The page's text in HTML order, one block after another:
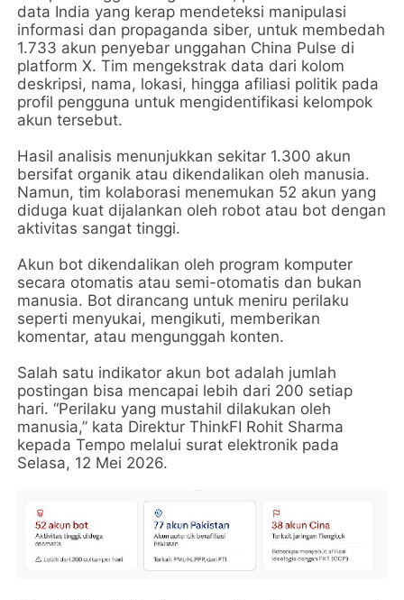
data India yang kerap mendeteksi manipulasi
informasi dan propaganda siber, untuk membedah
1.733 akun penyebar unggahan China Pulse di
platform X. Tim mengekstrak data dari kolom
deskripsi, nama, lokasi, hingga afiliasi politik pada
profil pengguna untuk mengidentifikasi kelompok
akun tersebut.
Hasil analisis menunjukkan sekitar 1.300 akun
bersifat organik atau dikendalikan oleh manusia.
Namun, tim kolaborasi menemukan 52 akun yang
diduga kuat dijalankan oleh robot atau bot dengan
aktivitas sangat tinggi.
Akun bot dikendalikan oleh program komputer
secara otomatis atau semi-otomatis dan bukan
manusia. Bot dirancang untuk meniru perilaku
seperti menyukai, mengikuti, memberikan
komentar, atau mengunggah konten.
Salah satu indikator akun bot adalah jumlah
postingan bisa mencapai lebih dari 200 setiap
hari. “Perilaku yang mustahil dilakukan oleh
manusia,” kata Direktur ThinkFI Rohit Sharma
kepada Tempo melalui surat elektronik pada
Selasa, 12 Mei 2026.